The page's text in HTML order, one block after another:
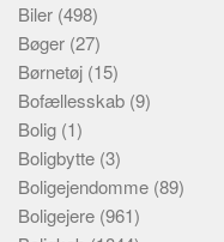
Biler (498)
Bøger (27)
Børnetøj (15)
Bofællesskab (9)
Bolig (1)
Boligbytte (3)
Boligejendomme (89)
Boligejere (961)